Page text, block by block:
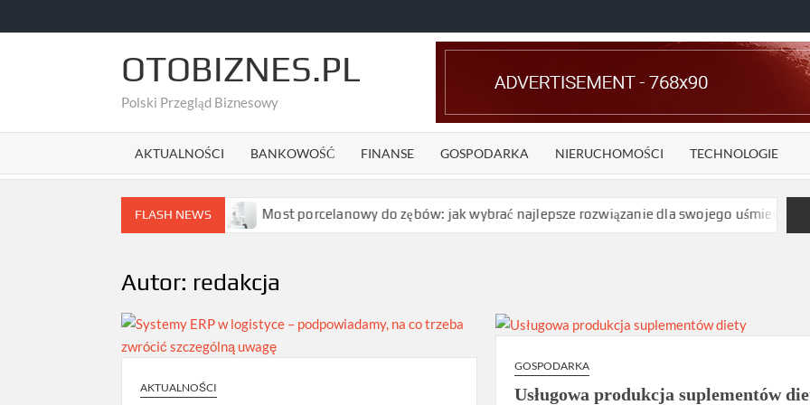
to
OTOBIZNES.PL
Polski Przegląd Biznesowy
AKTUALNOŚCI BANKOWOŚĆ FINANSE GOSPODARKA NIERUCHOMOŚCI TECHNOLOGIE
FLASH NEWS
i jak ich uniknąć Most porcelanowy do zębów: jak wybrać najlepsze rozwiązanie dla swojego uśmiechu
Autor: redakcja
AKTUALNOŚCI
GOSPODARKA
Usługowa produkcja suplementów